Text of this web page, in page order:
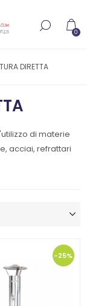
0
DIRETTA
di materie
acciai, refrattari
-25%